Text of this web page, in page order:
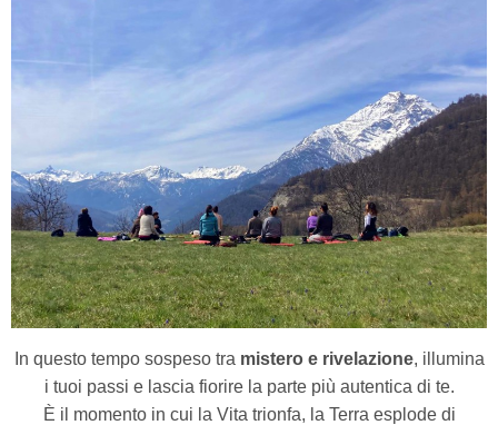
In questo tempo sospeso tra mistero e rivelazione, illumina
i tuoi passi e lascia fiorire la parte più autentica di te.
È il momento in cui la Vita trionfa, la Terra esplode di